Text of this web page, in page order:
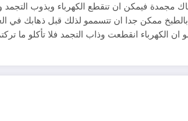
مجمدة فيمكن ان تنقطع الكهرباء ويذوب التجمد
ممكن جدا ان تتسممو لذلك قبل ذهابك في
الكهرباء انقطعت وذاب التجمد فلا تأكلو ما